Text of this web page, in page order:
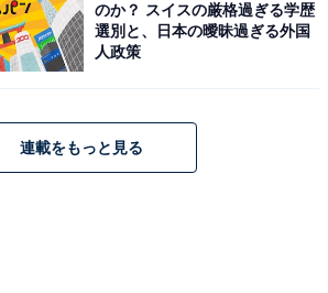
のか？ スイスの厳格過ぎる学歴
選別と、日本の曖昧過ぎる外国
人政策
連載をもっと見る